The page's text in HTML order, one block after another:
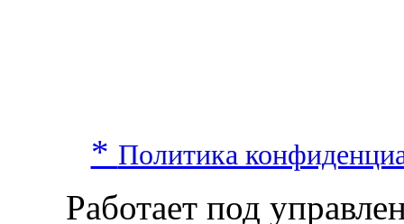
* Политика
Работает под